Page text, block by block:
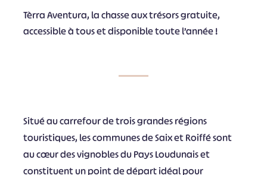
Tèrra Aventura, la chasse aux trésors gratuite,
accessible à tous et disponible toute l’année !
Situé au carrefour de trois grandes régions
touristiques, les communes de Saix et Roiffé sont
au cœur des vignobles du Pays Loudunais et
constituent un point de départ idéal pour